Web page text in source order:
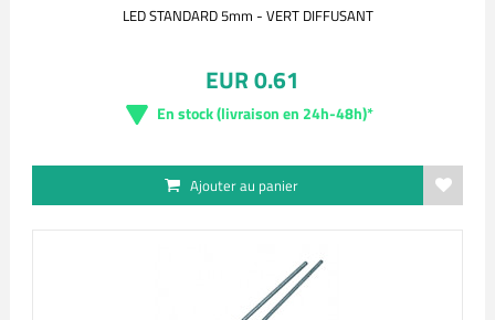
LED STANDARD 5mm - VERT DIFFUSANT
EUR 0.61
En stock (livraison en 24h-48h)*
Ajouter au panier